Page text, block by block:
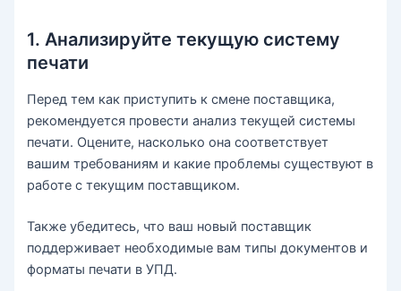
1. Анализируйте текущую систему
печати
Перед тем как приступить к смене поставщика,
рекомендуется провести анализ текущей системы
печати. Оцените, насколько она соответствует
вашим требованиям и какие проблемы существуют в
работе с текущим поставщиком.
Также убедитесь, что ваш новый поставщик
поддерживает необходимые вам типы документов и
форматы печати в УПД.